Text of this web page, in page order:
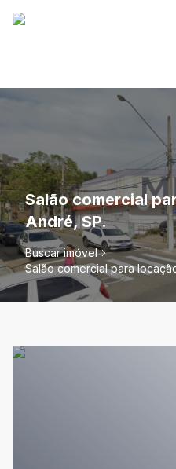
Salão comercial
André, SP.
Buscar imóvel
Salão comercial para